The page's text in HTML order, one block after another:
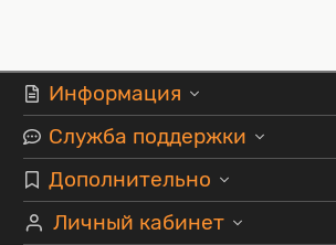
Информация
Служба поддержки
Дополнительно
Личный кабинет